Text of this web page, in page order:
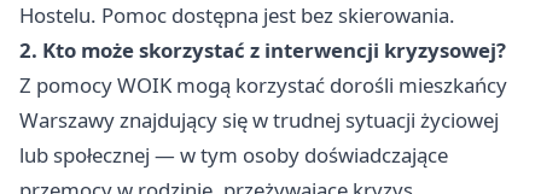
Hostelu. Pomoc dostępna jest bez skierowania.
2. Kto może skorzystać z interwencji kryzysowej?
Z pomocy WOIK mogą korzystać dorośli mieszkańcy
Warszawy znajdujący się w trudnej sytuacji życiowej
lub społecznej — w tym osoby doświadczające